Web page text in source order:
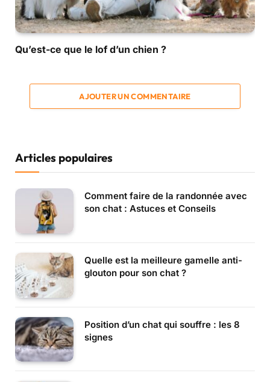
Qu’est-ce que le lof d’un chien ?
AJOUTER UN COMMENTAIRE
Articles populaires
Comment faire de la randonnée avec
son chat : Astuces et Conseils
Quelle est la meilleure gamelle anti-
glouton pour son chat ?
Position d’un chat qui souffre : les 8
signes